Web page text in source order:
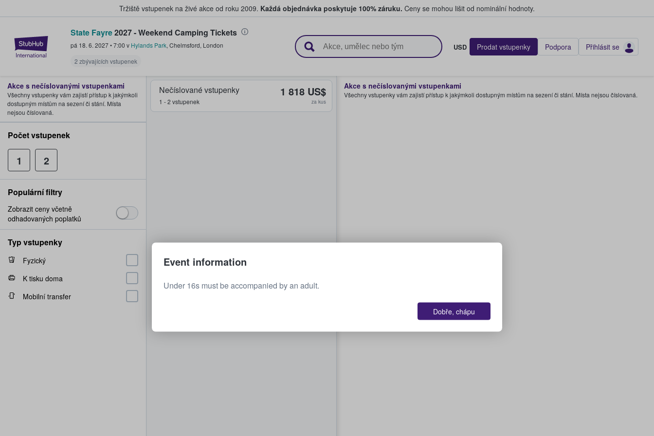
Tržiště vstupenek na živé akce od roku 2009. Každá objednávka poskytuje 100% záruku. Ceny se mohou lišit od nominální hodnoty.
StubHub – Místo, kde fanoušci kupují a prodávají vstupenky
State Fayre2027 - Weekend Camping Tickets
pá 18. 6. 2027•7:00 v Hylands Park, Chelmsford, London
2 zbývajících vstupenek
USD Prodat vstupenky Podpora Přihlásit se
Nečíslované vstupenky
1 - 2 vstupenek
1 818 US$
za kus
Akce s nečíslovanými vstupenkami
Všechny vstupenky vám zajistí přístup k jakýmkoli dostupným místům na sezení či stání. Místa nejsou číslovaná.
Akce s nečíslovanými vstupenkami
Všechny vstupenky vám zajistí přístup k jakýmkoli
dostupným místům na sezení či stání. Místa
nejsou číslovaná.
Počet vstupenek
1 2
Populární filtry
Zobrazit ceny včetně
odhadovaných poplatků
Typ vstupenky
Fyzický
K tisku doma
Mobilní transfer
Event information
Under 16s must be accompanied by an adult.
Dobře, chápu